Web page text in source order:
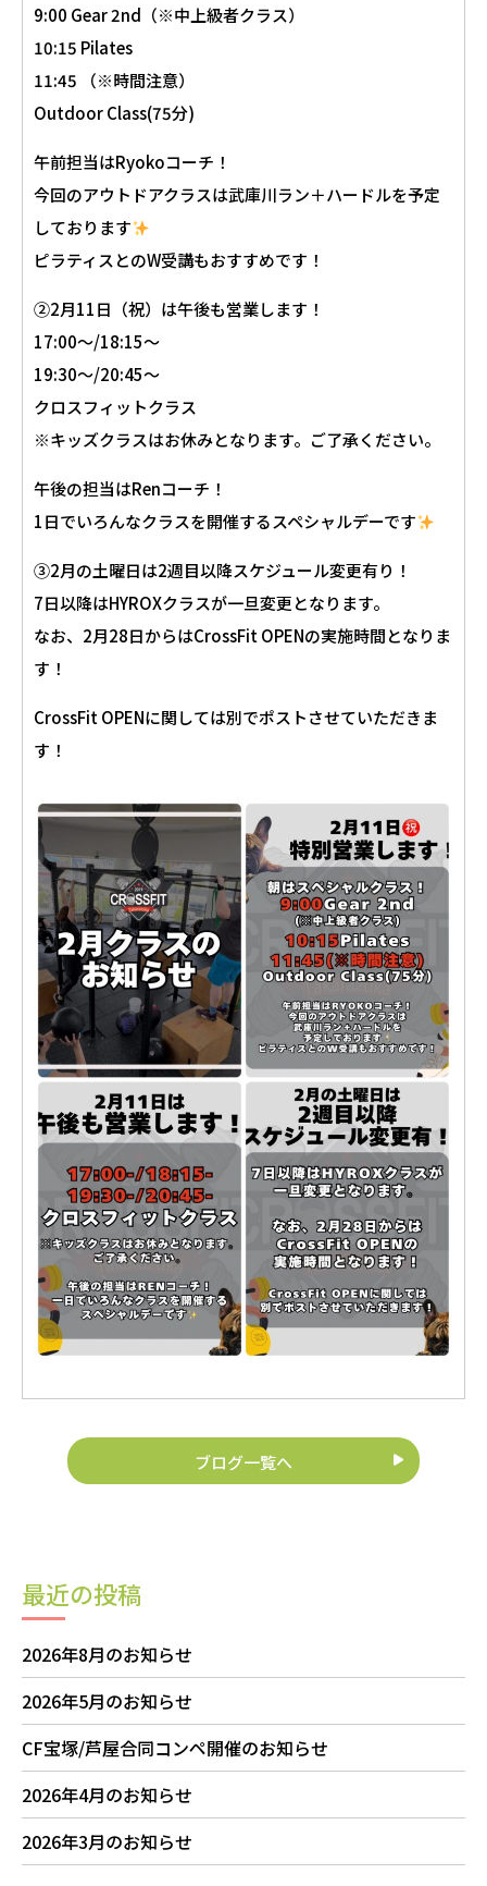
9:00 Gear 2nd（※中上級者クラス）
10:15 Pilates
11:45 （※時間注意）
Outdoor Class(75分)
午前担当はRyokoコーチ！
今回のアウトドアクラスは武庫川ラン＋ハードルを予定
しております
ピラティスとのW受講もおすすめです！
②2月11日（祝）は午後も営業します！
17:00〜/18:15〜
19:30〜/20:45〜
クロスフィットクラス
※キッズクラスはお休みとなります。ご了承ください。
午後の担当はRenコーチ！
1日でいろんなクラスを開催するスペシャルデーです
③2月の土曜日は2週目以降スケジュール変更有り！
7日以降はHYROXクラスが一旦変更となります。
なお、2月28日からはCrossFit OPENの実施時間となりま
す！
CrossFit OPENに関しては別でポストさせていただきま
す！
ブログ一覧へ
最近の投稿
2026年8月のお知らせ
2026年5月のお知らせ
CF宝塚/芦屋合同コンペ開催のお知らせ
2026年4月のお知らせ
2026年3月のお知らせ